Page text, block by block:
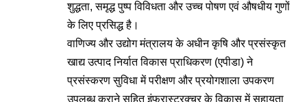
शुद्धता, समृद्ध पुष्प विविधता और उच्च पोषण एवं औषधीय गुणों
के लिए प्रसिद्ध है।
वाणिज्य और उद्योग मंत्रालय के अधीन कृषि और प्रसंस्कृत
खाद्य उत्पाद निर्यात विकास प्राधिकरण (एपीडा) ने
प्रसंस्करण सुविधा में परीक्षण और प्रयोगशाला उपकरण
उपलब्ध कराने सहित इंफ्रास्ट्रक्चर के विकास में सहायता